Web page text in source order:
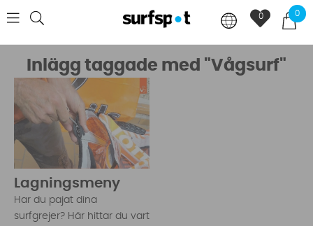
0
0
Inlägg taggade med "Vågsurf"
Lagningsmeny
Har du pajat dina
surfgrejer? Här hittar du vart